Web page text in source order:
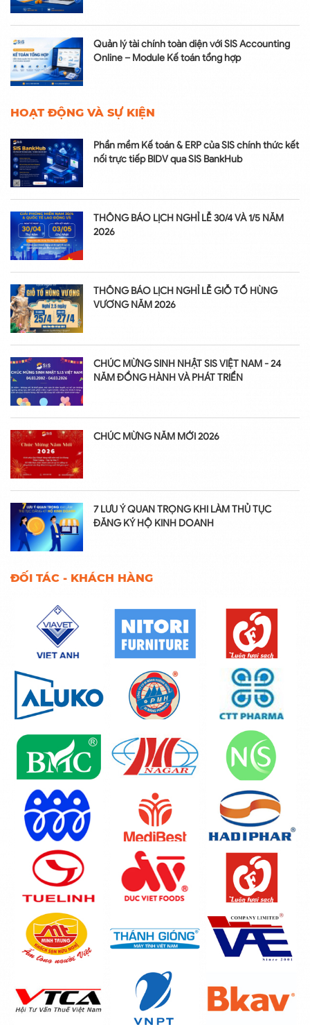
Quản lý tài chính toàn diện với SIS Accounting
Online – Module Kế toán tổng hợp
HOẠT ĐỘNG VÀ SỰ KIỆN
Phần mềm Kế toán & ERP của SIS chính thức kết
nối trực tiếp BIDV qua SIS BankHub
THÔNG BÁO LỊCH NGHỈ LỄ 30/4 VÀ 1/5 NĂM
2026
THÔNG BÁO LỊCH NGHỈ LỄ GIỖ TỔ HÙNG
VƯƠNG NĂM 2026
CHÚC MỪNG SINH NHẬT SIS VIỆT NAM - 24
NĂM ĐỒNG HÀNH VÀ PHÁT TRIỂN
CHÚC MỪNG NĂM MỚI 2026
7 LƯU Ý QUAN TRỌNG KHI LÀM THỦ TỤC
ĐĂNG KÝ HỘ KINH DOANH
ĐỐI TÁC - KHÁCH HÀNG